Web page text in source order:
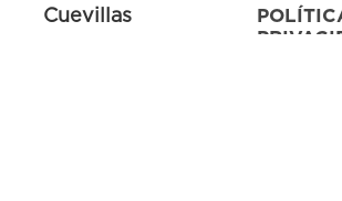
Cuevillas